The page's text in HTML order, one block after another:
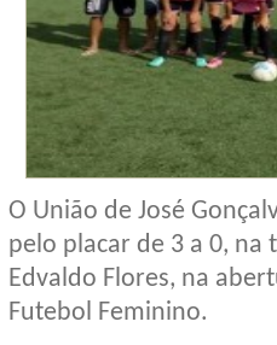
O União de José
pelo placar de 3 a 0, na
Edvaldo Flores, na
Futebol Feminino.